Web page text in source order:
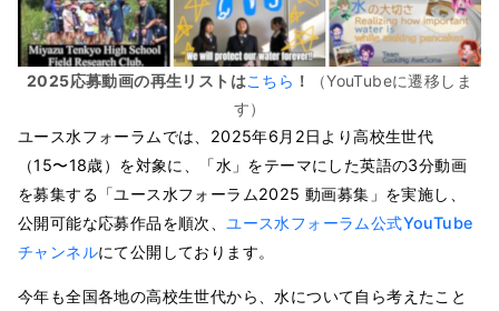
2025応募動画の再生リストはこちら ！
（YouTubeに遷移しま
す）
ユース水フォーラムでは、2025年6月2日より高校生世代
（15〜18歳）を対象に、「水」をテーマにした英語の3分動画
を募集する「ユース水フォーラム2025 動画募集」を実施し、
公開可能な応募作品を順次、 ユース水フォーラム公式YouTube
チャンネルにて公開しております。
今年も全国各地の高校生世代から、水について自ら考えたこと